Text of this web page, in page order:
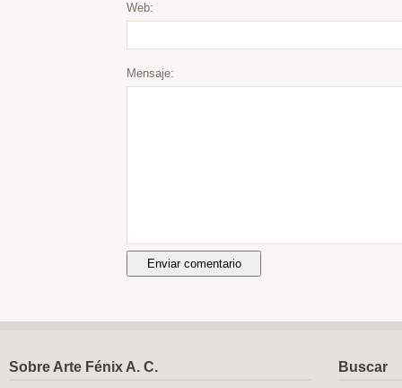
Web:
Mensaje:
Sobre Arte Fénix A. C. Buscar